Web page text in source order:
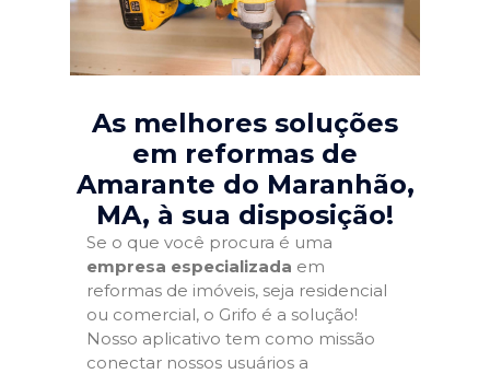
As melhores soluções
em reformas de
Amarante do Maranhão,
MA, à sua disposição!
Se o que você procura é uma
empresa especializada em
reformas de imóveis, seja residencial
ou comercial, o Grifo é a solução!
Nosso aplicativo tem como missão
conectar nossos usuários a